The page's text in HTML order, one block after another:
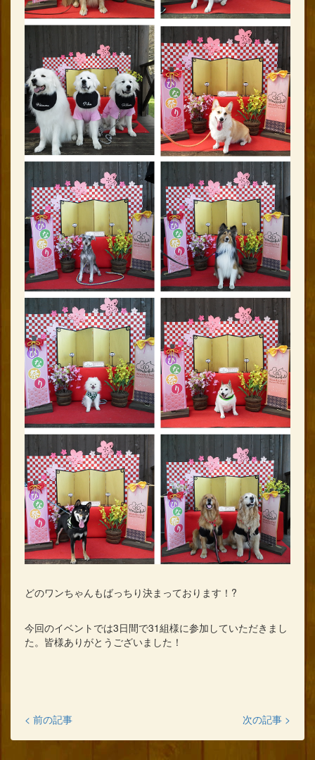
どのワンちゃんもばっちり決まっております！?
今回のイベントでは3日間で31組様に参加していただきまし
た。皆様ありがとうございました！
< 前の記事 次の記事 >